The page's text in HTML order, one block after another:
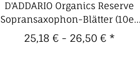
D'ADDARIO Organics Reserve
Sopransaxophon-Blätter (10er
Packung)
25,18 € - 26,50 € *